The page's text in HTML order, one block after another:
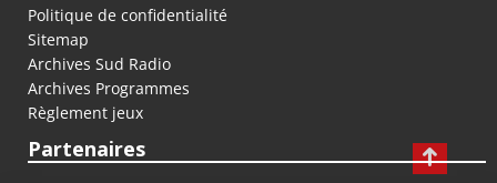
Politique de confidentialité
Sitemap
Archives Sud Radio
Archives Programmes
Règlement jeux
Partenaires